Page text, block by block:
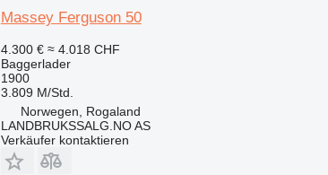
Massey Ferguson 50
4.300 € ≈ 4.018 CHF
Baggerlader
1900
3.809 M/Std.
Norwegen, Rogaland
LANDBRUKSSALG.NO AS
Verkäufer kontaktieren